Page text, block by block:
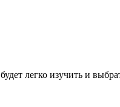
легко изучить и